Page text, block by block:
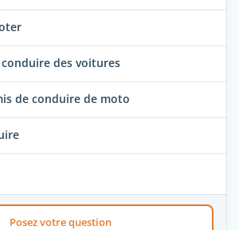
des voitures
de conduire de moto
Posez votre question